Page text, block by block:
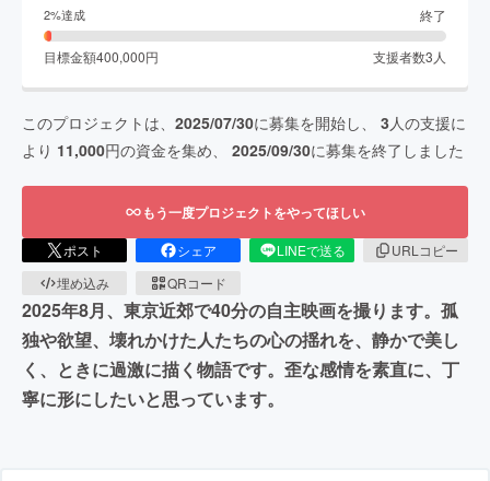
2%達成 終了
目標金額400,000円 支援者数3 人
このプロジェクトは、 2025/07/30に募集を開始し、 3 人の支援に
より 11,000円の資金を集め、 2025/09/30に募集を終了しました
もう一度プロジェクトをやってほしい
ポスト シェア LINEで送る
URLコピー
埋め込み
QRコード
2025年8月、東京近郊で40分の自主映画を撮ります。孤
独や欲望、壊れかけた人たちの心の揺れを、静かで美し
く、ときに過激に描く物語です。歪な感情を素直に、丁
寧に形にしたいと思っています。